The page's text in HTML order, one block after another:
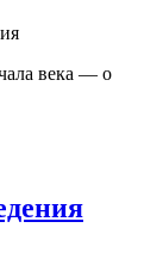
века — о